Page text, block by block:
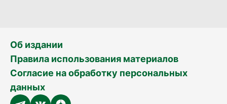
Об издании
Правила использования материалов
Согласие на обработку персональных
данных